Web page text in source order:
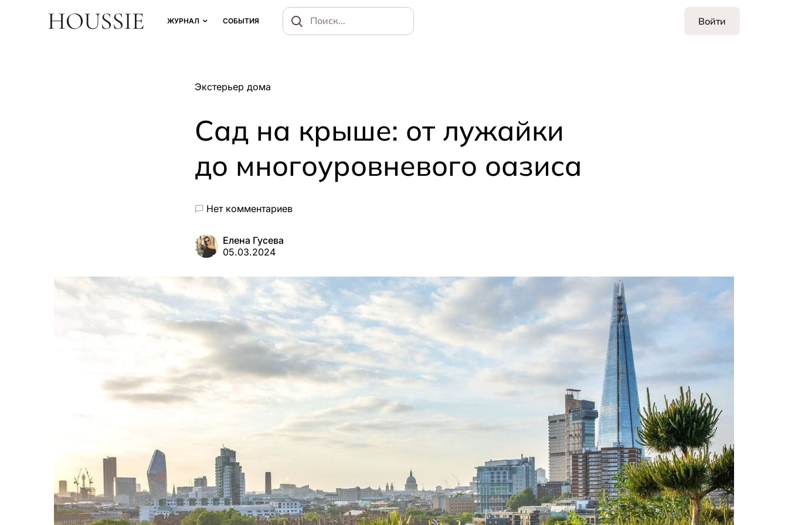
ЖУРНАЛ СОБЫТИЯ
Найти
Войти
Экстерьер дома
Сад на крыше: от лужайки
до многоуровневого оазиса
Нет комментариев
Елена Гусева
05.03.2024